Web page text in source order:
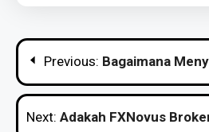
Navigasi
kiriman
Previous: Bagaimana
Next: Adakah FXNovus